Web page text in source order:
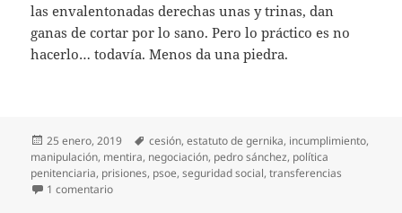
las envalentonadas derechas unas y trinas, dan
ganas de cortar por lo sano. Pero lo práctico es no
hacerlo… todavía. Menos da una piedra.
Publicado
el
25 enero, 2019 Etiquetas
cesión,estatuto de gernika, incumplimiento,
manipulación, mentira, negociación, pedro sánchez, política
penitenciaria, prisiones, psoe,seguridad social,transferencias
1 comentarioen Calendario, por lo menos